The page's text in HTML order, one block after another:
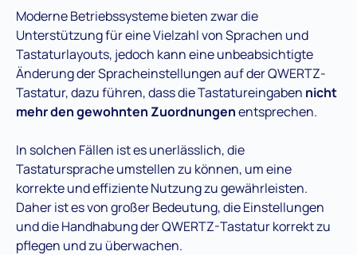
Moderne Betriebssysteme bieten zwar die
Unterstützung für eine Vielzahl von Sprachen und
Tastaturlayouts, jedoch kann eine unbeabsichtigte
Änderung der Spracheinstellungen auf der QWERTZ-
Tastatur, dazu führen, dass die Tastatureingaben nicht
mehr den gewohnten Zuordnungenentsprechen.
In solchen Fällen ist es unerlässlich, die
Tastatursprache umstellen zu können, um eine
korrekte und effiziente Nutzung zu gewährleisten.
Daher ist es von großer Bedeutung, die Einstellungen
und die Handhabung der QWERTZ-Tastatur korrekt zu
pflegen und zu überwachen.